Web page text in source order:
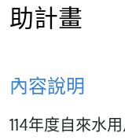
助計畫
內容說明
114年度自來水